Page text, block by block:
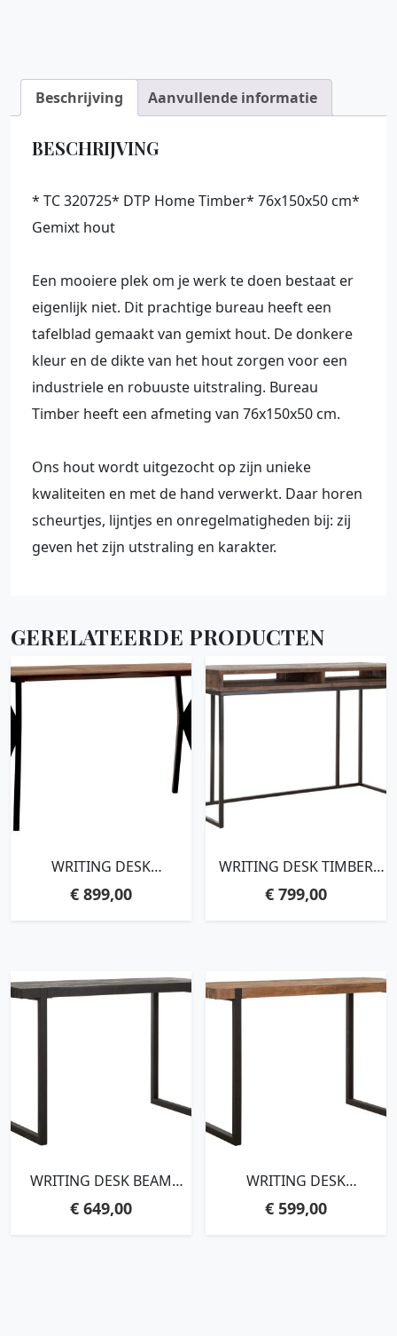
Beschrijving Aanvullende informatie
BESCHRIJVING
* TC 320725* DTP Home Timber* 76x150x50 cm*
Gemixt hout
Een mooiere plek om je werk te doen bestaat er
eigenlijk niet. Dit prachtige bureau heeft een
tafelblad gemaakt van gemixt hout. De donkere
kleur en de dikte van het hout zorgen voor een
industriele en robuuste uitstraling. Bureau
Timber heeft een afmeting van 76x150x50 cm.
Ons hout wordt uitgezocht op zijn unieke
kwaliteiten en met de hand verwerkt. Daar horen
scheurtjes, lijntjes en onregelmatigheden bij: zij
geven het zijn utstraling en karakter.
GERELATEERDE PRODUCTEN
WRITING DESK
CM, RECYCLED
€899,00
WRITING DESK TIMBER
RACKS,76X120X50 CM,
€ 799,00
WRITING DESK BEAM
CM RECYCLED TEAKWOOD
€649,00
WRITING DESK
CM RECYCLED TEAKWOOD
€ 599,00